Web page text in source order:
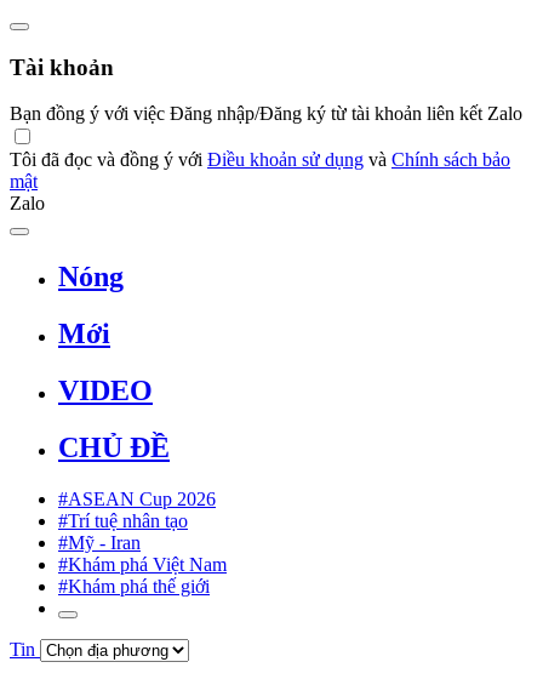
Tài khoản
Bạn đồng ý với việc Đăng nhập/Đăng ký từ tài khoản liên kết Zalo
Tôi đã đọc và đồng ý với Điều khoản sử dụng và Chính sách bảo
mật
Zalo
Nóng
Mới
VIDEO
CHỦ ĐỀ
#ASEAN Cup 2026
#Trí tuệ nhân tạo
#Mỹ - Iran
#Khám phá Việt Nam
#Khám phá thế giới
Tin